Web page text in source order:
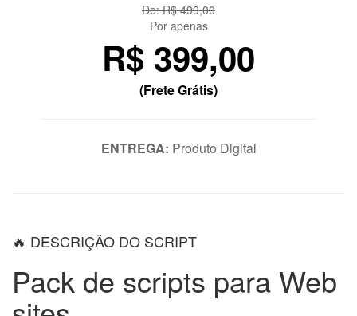
De: R$ 499,00
Por apenas
R$ 399,00
(Frete Grátis)
ENTREGA: Produto Digital
🔥 DESCRIÇÃO DO SCRIPT
Pack de scripts para Web